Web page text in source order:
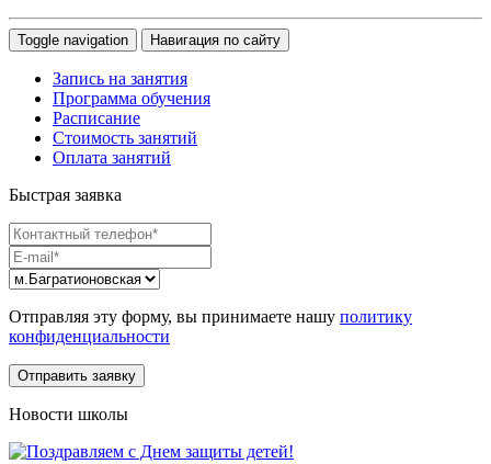
Toggle navigation Навигация по сайту
Запись на занятия
Программа обучения
Расписание
Стоимость занятий
Оплата занятий
Быстрая заявка
Отправляя эту форму, вы принимаете нашу политику
конфиденциальности
Новости школы